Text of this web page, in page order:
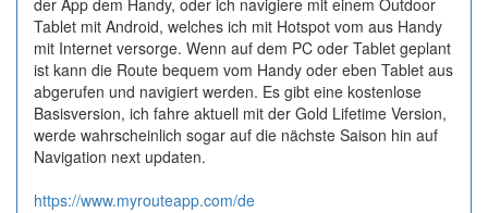
der App dem Handy, oder ich navigiere mit einem Outdoor
Tablet mit Android, welches ich mit Hotspot vom aus Handy
mit Internet versorge. Wenn auf dem PC oder Tablet geplant
ist kann die Route bequem vom Handy oder eben Tablet aus
abgerufen und navigiert werden. Es gibt eine kostenlose
Basisversion, ich fahre aktuell mit der Gold Lifetime Version,
werde wahrscheinlich sogar auf die nächste Saison hin auf
Navigation next updaten.
https://www.myrouteapp.com/de